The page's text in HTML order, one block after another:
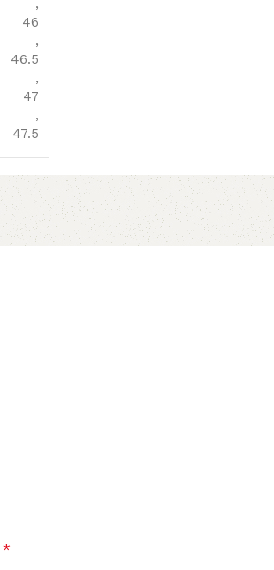
46
,
46.5
,
47
,
47.5
*